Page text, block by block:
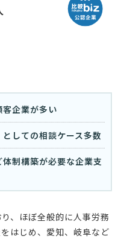
企業が多い
としての相談ケース多数
制構築が必要な企業支
、ほぼ全般的に人事労務
はじめ、愛知、岐阜など